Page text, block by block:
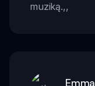
muziką.,,
Emma